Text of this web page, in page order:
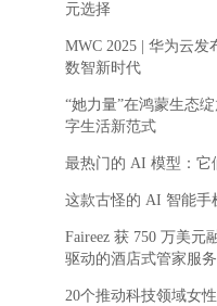
元选择
MWC 2025 | 华为云
数智新时代
“她力量”在鸿蒙生态
字生活新范式
最热门的 AI 模型：它
这款古怪的 AI 智能手
Faireez 获 750 万美元
驱动的酒店式管家服务
20个推动科技领域女